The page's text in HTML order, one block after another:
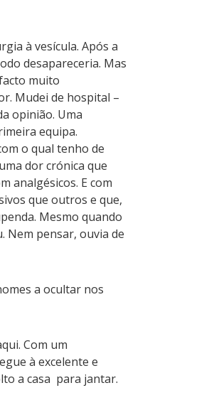
à vesícula. Após a
desapareceria. Mas
muito
Mudei de hospital –
opinião. Uma
equipa.
o qual tenho de
dor crónica que
analgésicos. E com
que outros e que,
Mesmo quando
Nem pensar, ouvia de
a ocultar nos
Com um
à excelente e
a casa para jantar.